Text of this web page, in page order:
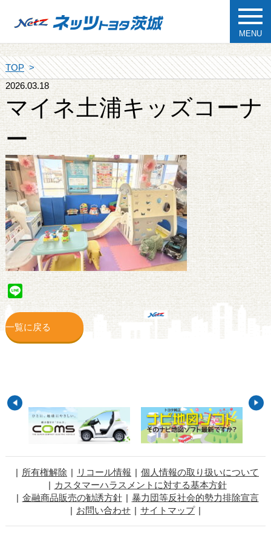
MENU
TOP
2026.03.18
マイネ土浦キッズコーナ
ー
Line
一覧に戻る
所有権解除 リコール情報
個人情報の取り扱いについて
カスタマーハラスメントに対する基本方針
金融商品販売の勧誘方針
暴力団等反社会的勢力排除宣言
お問い合わせ
サイトマップ